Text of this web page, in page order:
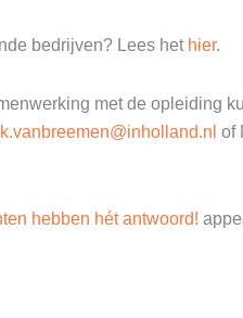
bedrijven? Lees het hier.
met de opleiding
of
hebben hét antwoord!